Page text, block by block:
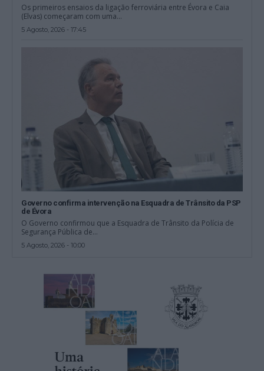
Os primeiros ensaios da ligação ferroviária entre Évora e Caia
(Elvas) começaram com uma...
5 Agosto, 2026 - 17:45
Governo confirma intervenção na Esquadra de Trânsito da PSP
de Évora
O Governo confirmou que a Esquadra de Trânsito da Polícia de
Segurança Pública de...
5 Agosto, 2026 - 10:00